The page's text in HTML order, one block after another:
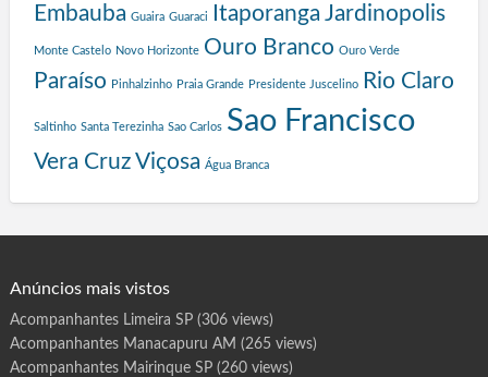
m
a
v
a
o
Embauba Guaira Guaraci Itaporanga Jardinopolis
Monte Castelo Novo Horizonte Ouro Branco Ouro Verde
Paraíso Pinhalzinho Praia Grande Presidente Juscelino Rio Claro
Saltinho Santa Terezinha Sao Carlos Sao Francisco
Vera CruzViçosa Água Branca
Anúncios mais vistos
Acompanhantes Limeira SP(306 views)
Acompanhantes Manacapuru AM (265 views)
Acompanhantes Mairinque SP(260 views)